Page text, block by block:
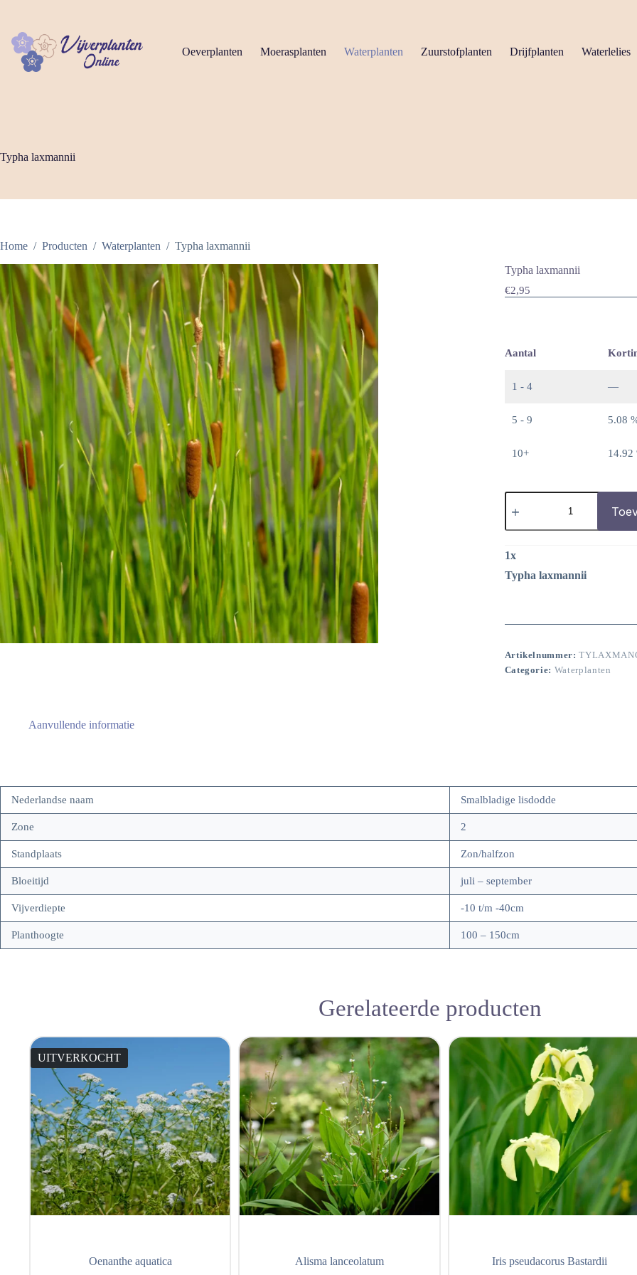
inhoud
Oeverplanten Moerasplanten Waterplanten Zuurstofplanten Drijfplanten Waterlelies
Typha laxmannii
Home / Producten / Waterplanten / Typha laxmannii
Typha laxmannii
€2,95
Aantal
1 - 4 —
5 - 9 5.08
10+ 14.92
Typha
laxmannii
1x
Typha laxmannii
Artikelnummer:
Categorie: Waterplanten
Aanvullende informatie
Nederlandse naam Smalbladige lisdodde
Zone 2
Standplaats Zon/halfzon
Bloeitijd juli – september
Vijverdiepte -10 t/m -40cm
Planthoogte 100 – 150cm
Gerelateerde producten
UITVERKOCHT
Oenanthe aquatica Alisma lanceolatum Iris pseudacorus Bastardii